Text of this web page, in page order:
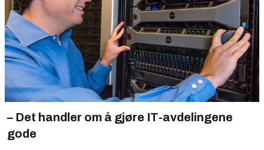
– Det handler om å gjøre IT-avdelingene
gode